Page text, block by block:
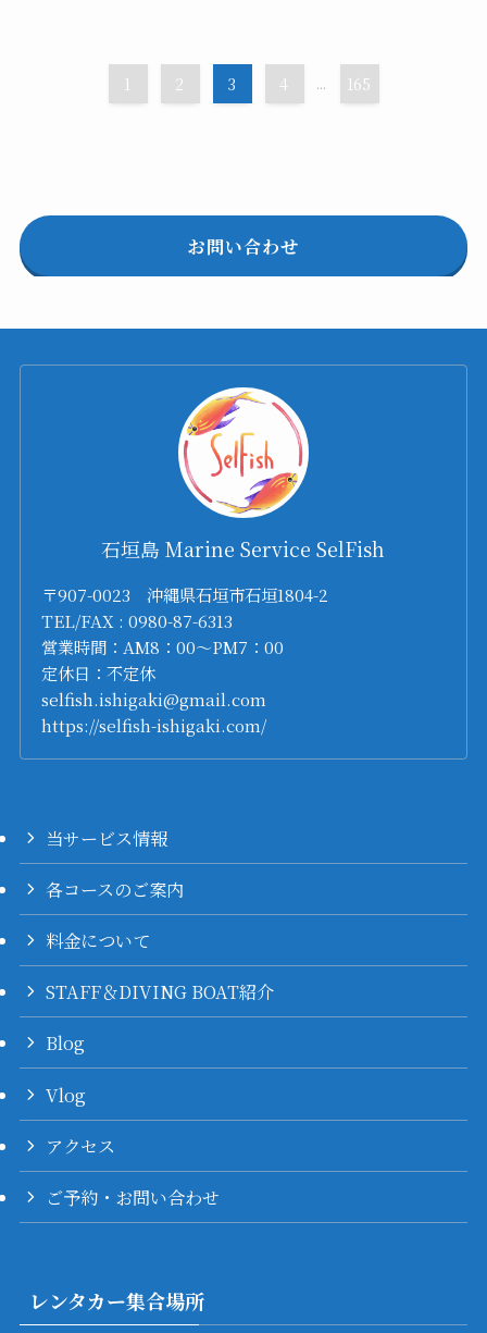
1 2 3 4 ... 165
お問い合わせ
石垣島 Marine Service SelFish
〒907-0023 沖縄県石垣市石垣1804-2
TEL/FAX : 0980-87-6313
営業時間：AM8：00～PM7：00
定休日：不定休
selfish.ishigaki@gmail.com
https://selfish-ishigaki.com/
当サービス情報
各コースのご案内
料金について
STAFF＆DIVING BOAT紹介
Blog
Vlog
アクセス
ご予約・お問い合わせ
レンタカー集合場所